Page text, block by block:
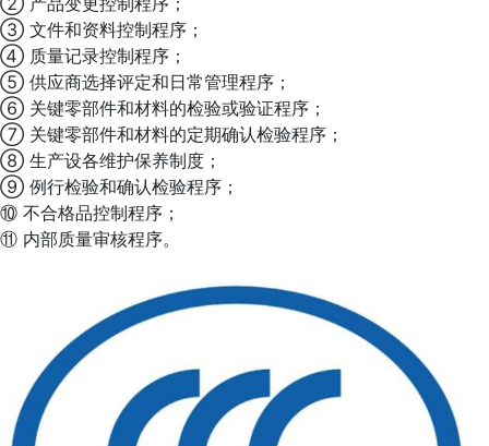
③ 文件和资料控制程序；
④ 质量记录控制程序；
⑤ 供应商选择评定和日常管理程序；
⑥ 关键零部件和材料的检验或验证程序；
⑦ 关键零部件和材料的定期确认检验程序；
⑧ 生产设各维护保养制度；
⑨ 例行检验和确认检验程序；
⑩ 不合格品控制程序；
⑪ 内部质量审核程序。